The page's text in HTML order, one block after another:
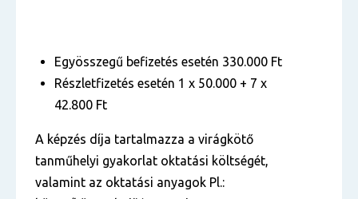
Egyösszegű befizetés esetén 330.000 Ft
Részletfizetés esetén 1 x 50.000 + 7 x
42.800 Ft
A képzés díja tartalmazza a virágkötő
tanműhelyi gyakorlat oktatási költségét,
valamint az oktatási anyagok Pl.: